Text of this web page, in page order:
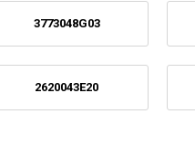
3773048G03
2620043E20